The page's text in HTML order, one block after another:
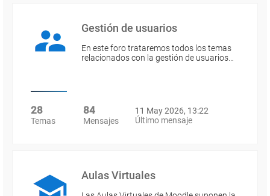
Gestión de usuarios
En este foro trataremos todos los temas
relacionados con la gestión de usuarios…
28
Temas
84
Mensajes
11 May 2026, 13:22
Último mensaje
Aulas Virtuales